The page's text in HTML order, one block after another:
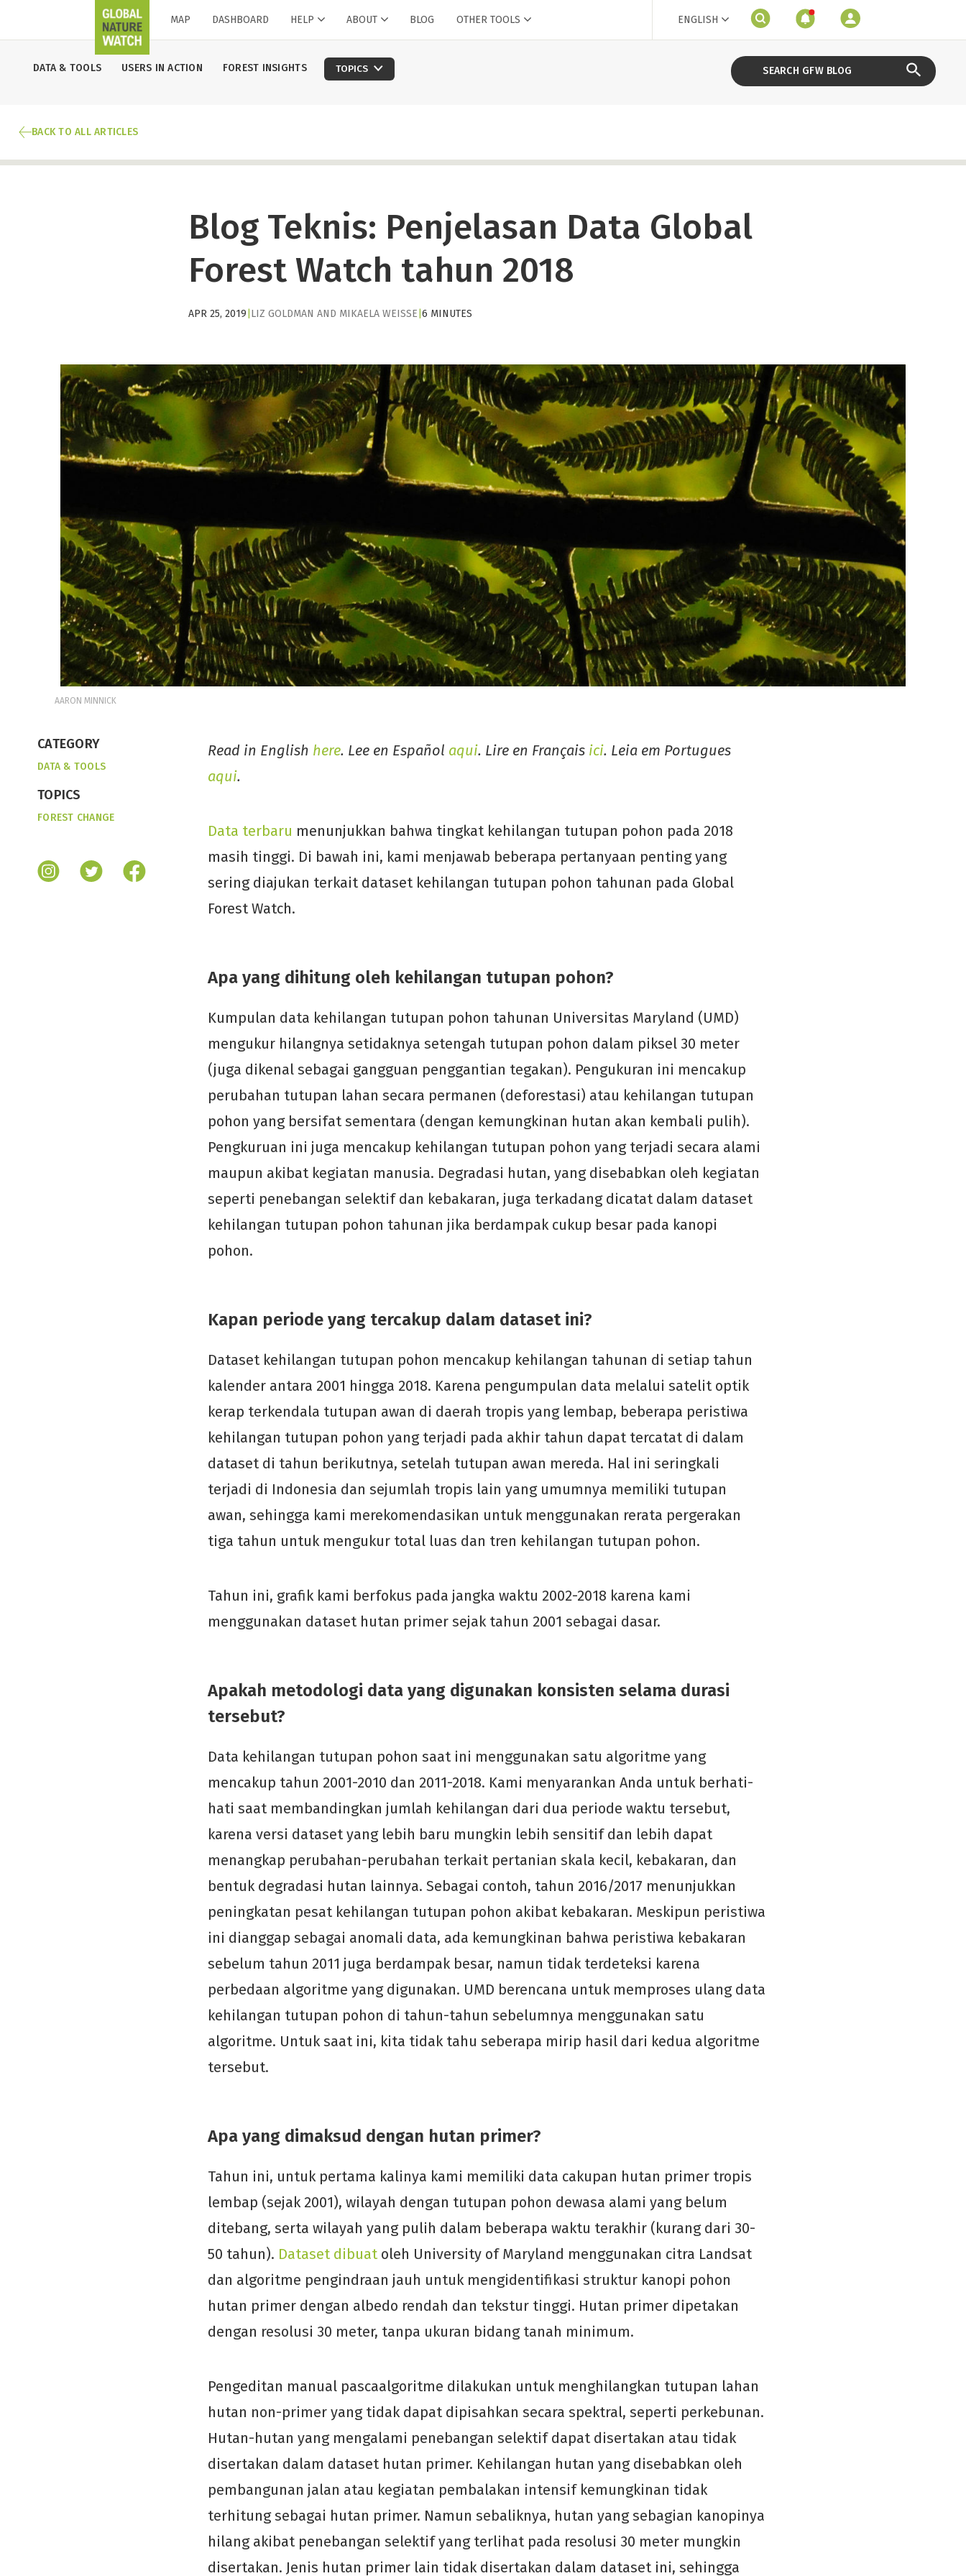
MAP DASHBOARD HELP ABOUT BLOG OTHER TOOLS ENGLISH
DATA & TOOLS USERS IN ACTION FOREST INSIGHTS TOPICS
BACK TO ALL ARTICLES
Blog Teknis: Penjelasan Data Global
Forest Watch tahun 2018
APR 25, 2019 LIZ GOLDMAN AND MIKAELA WEISSE 6 MINUTES
AARON MINNICK
CATEGORY
DATA & TOOLS
TOPICS
FOREST CHANGE
Read in English here. Lee en Español aqui. Lire en Français ici. Leia em Portugues
aqui.
Data terbaru menunjukkan bahwa tingkat kehilangan tutupan pohon pada 2018
masih tinggi. Di bawah ini, kami menjawab beberapa pertanyaan penting yang
sering diajukan terkait dataset kehilangan tutupan pohon tahunan pada Global
Forest Watch.
Apa yang dihitung oleh kehilangan tutupan pohon?
Kumpulan data kehilangan tutupan pohon tahunan Universitas Maryland (UMD)
mengukur hilangnya setidaknya setengah tutupan pohon dalam piksel 30 meter
(juga dikenal sebagai gangguan penggantian tegakan). Pengukuran ini mencakup
perubahan tutupan lahan secara permanen (deforestasi) atau kehilangan tutupan
pohon yang bersifat sementara (dengan kemungkinan hutan akan kembali pulih).
Pengkuruan ini juga mencakup kehilangan tutupan pohon yang terjadi secara alami
maupun akibat kegiatan manusia. Degradasi hutan, yang disebabkan oleh kegiatan
seperti penebangan selektif dan kebakaran, juga terkadang dicatat dalam dataset
kehilangan tutupan pohon tahunan jika berdampak cukup besar pada kanopi
pohon.
Kapan periode yang tercakup dalam dataset ini?
Dataset kehilangan tutupan pohon mencakup kehilangan tahunan di setiap tahun
kalender antara 2001 hingga 2018. Karena pengumpulan data melalui satelit optik
kerap terkendala tutupan awan di daerah tropis yang lembap, beberapa peristiwa
kehilangan tutupan pohon yang terjadi pada akhir tahun dapat tercatat di dalam
dataset di tahun berikutnya, setelah tutupan awan mereda. Hal ini seringkali
terjadi di Indonesia dan sejumlah tropis lain yang umumnya memiliki tutupan
awan, sehingga kami merekomendasikan untuk menggunakan rerata pergerakan
tiga tahun untuk mengukur total luas dan tren kehilangan tutupan pohon.
Tahun ini, grafik kami berfokus pada jangka waktu 2002-2018 karena kami
menggunakan dataset hutan primer sejak tahun 2001 sebagai dasar.
Apakah metodologi data yang digunakan konsisten selama durasi
tersebut?
Data kehilangan tutupan pohon saat ini menggunakan satu algoritme yang
mencakup tahun 2001-2010 dan 2011-2018. Kami menyarankan Anda untuk berhati-
hati saat membandingkan jumlah kehilangan dari dua periode waktu tersebut,
karena versi dataset yang lebih baru mungkin lebih sensitif dan lebih dapat
menangkap perubahan-perubahan terkait pertanian skala kecil, kebakaran, dan
bentuk degradasi hutan lainnya. Sebagai contoh, tahun 2016/2017 menunjukkan
peningkatan pesat kehilangan tutupan pohon akibat kebakaran. Meskipun peristiwa
ini dianggap sebagai anomali data, ada kemungkinan bahwa peristiwa kebakaran
sebelum tahun 2011 juga berdampak besar, namun tidak terdeteksi karena
perbedaan algoritme yang digunakan. UMD berencana untuk memproses ulang data
kehilangan tutupan pohon di tahun-tahun sebelumnya menggunakan satu
algoritme. Untuk saat ini, kita tidak tahu seberapa mirip hasil dari kedua algoritme
tersebut.
Apa yang dimaksud dengan hutan primer?
Tahun ini, untuk pertama kalinya kami memiliki data cakupan hutan primer tropis
lembap (sejak 2001), wilayah dengan tutupan pohon dewasa alami yang belum
ditebang, serta wilayah yang pulih dalam beberapa waktu terakhir (kurang dari 30-
50 tahun). Dataset dibuatoleh University of Maryland menggunakan citra Landsat
dan algoritme pengindraan jauh untuk mengidentifikasi struktur kanopi pohon
hutan primer dengan albedo rendah dan tekstur tinggi. Hutan primer dipetakan
dengan resolusi 30 meter, tanpa ukuran bidang tanah minimum.
Pengeditan manual pascaalgoritme dilakukan untuk menghilangkan tutupan lahan
hutan non-primer yang tidak dapat dipisahkan secara spektral, seperti perkebunan.
Hutan-hutan yang mengalami penebangan selektif dapat disertakan atau tidak
disertakan dalam dataset hutan primer. Kehilangan hutan yang disebabkan oleh
pembangunan jalan atau kegiatan pembalakan intensif kemungkinan tidak
terhitung sebagai hutan primer. Namun sebaliknya, hutan yang sebagian kanopinya
hilang akibat penebangan selektif yang terlihat pada resolusi 30 meter mungkin
disertakan. Jenis hutan primer lain tidak disertakan dalam dataset ini, sehingga